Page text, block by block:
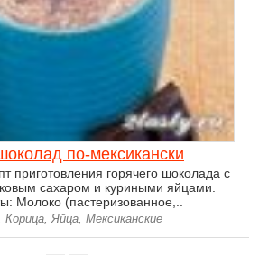
по-мексикански
приготовления горячего шоколада с
сахаром и куриными яйцами.
Молоко (пастеризованное,..
Корица, Яйца, Мексиканские